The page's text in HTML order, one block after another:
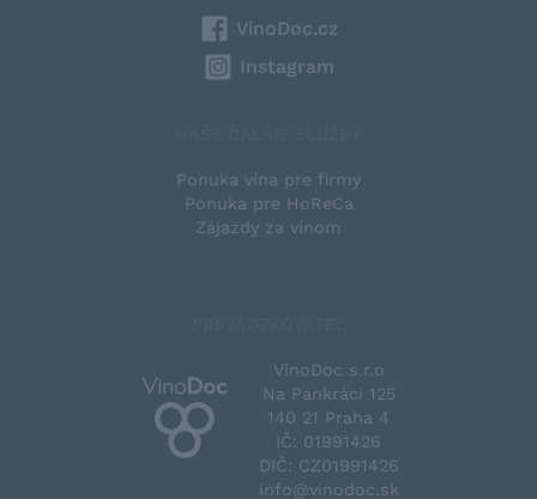
VinoDoc.cz
Instagram
Ponuka vína pre firmy
Ponuka pre HoReCa
Zájazdy za vínom
VinoDoc s.r.o
Na Pankráci 125
140 21 Praha 4
IČ: 01991426
DIČ: CZ01991426
info@vinodoc.sk